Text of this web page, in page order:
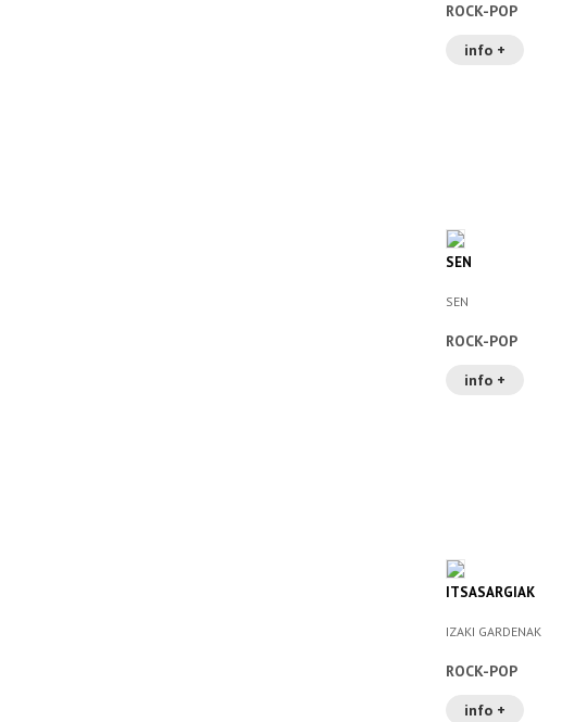
ROCK-POP
info +
SEN
SEN
ROCK-POP
info +
ITSASARGIAK
IZAKI GARDENAK
ROCK-POP
info +